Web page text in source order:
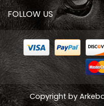
FOLLOW US
Copyright by